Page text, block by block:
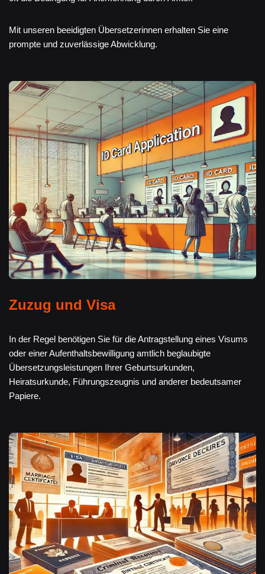
Mit unseren beeidigten Übersetzerinnen erhalten Sie eine
prompte und zuverlässige Abwicklung.
Zuzug und Visa
In der Regel benötigen Sie für die Antragstellung eines Visums
oder einer Aufenthaltsbewilligung amtlich beglaubigte
Übersetzungsleistungen Ihrer Geburtsurkunden,
Heiratsurkunde, Führungszeugnis und anderer bedeutsamer
Papiere.